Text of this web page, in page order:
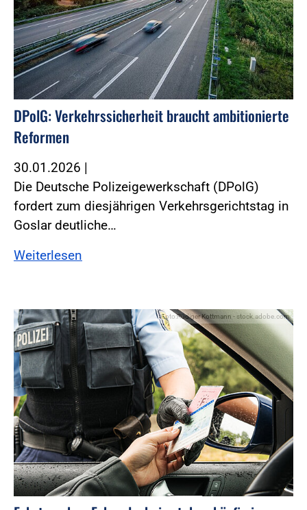
DPolG: Verkehrssicherheit braucht ambitionierte
Reformen
30.01.2026 |
Die Deutsche Polizeigewerkschaft (DPolG)
fordert zum diesjährigen Verkehrsgerichtstag in
Goslar deutliche…
Weiterlesen
Foto:Rüdiger Kottmann - stock.adobe.com